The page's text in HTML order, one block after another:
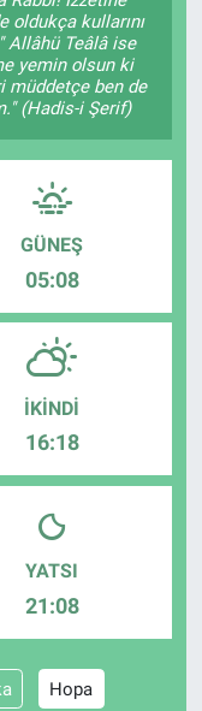
oldukça kullarını
Allâhü Teâlâ ise
yemin olsun ki
müddetçe ben de
(Hadis-i Şerif)
GÜNEŞ
05:08
İKINDI
16:18
YATSI
21:08
Hopa